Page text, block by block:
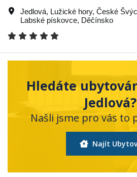
Jedlová, Lužické hory, České
Labské pískovce, Děčínsko
Hledáte
Jedlová?
Našli jsme pro vás to
Najít